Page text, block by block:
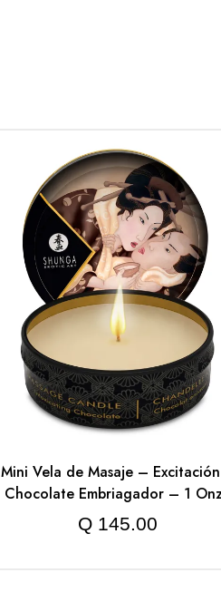
Mini Vela de Masaje –
Chocolate Embriagador – 1
Q 145.00